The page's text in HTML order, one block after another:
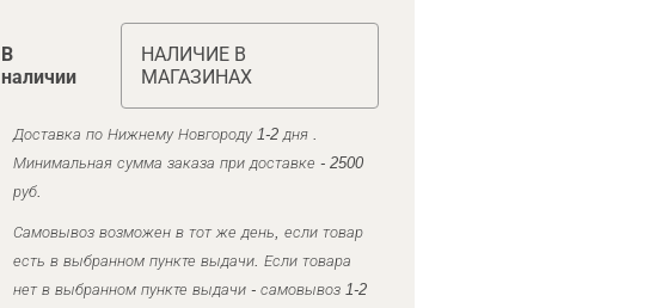
В
наличии
НАЛИЧИЕ В
МАГАЗИНАХ
Доставка по Нижнему Новгороду 1-2 дня .
Минимальная сумма заказа при доставке - 2500
руб.
Самовывоз возможен в тот же день, если товар
есть в выбранном пункте выдачи. Если товара
нет в выбранном пункте выдачи - самовывоз 1-2